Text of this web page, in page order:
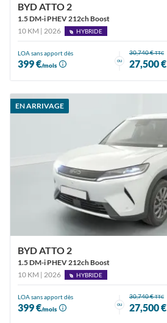
BYD ATTO 2
1.5 DM-i PHEV 212ch Boost
10 KM | 2026
HYBRIDE
LOA sans apport dès
399 €/mois
ou
30,740 €TTC
27,500 €
EN ARRIVAGE
BYD ATTO 2
1.5 DM-i PHEV 212ch Boost
10 KM | 2026
HYBRIDE
LOA sans apport dès
399 €/mois
ou
30,740 €TTC
27,500 €